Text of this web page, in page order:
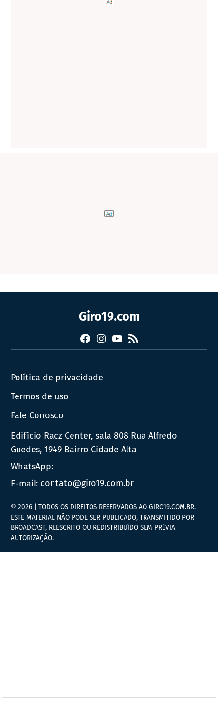
Giro19.com
FacebookInstagram
YouTube
RSS
Política de privacidade
Termos de uso
Fale Conosco
Edifício Racz Center, sala 808 Rua Alfredo
Guedes, 1949 Bairro Cidade Alta
WhatsApp:
E-mail: contato@giro19.com.br
© 2026 | TODOS OS DIREITOS RESERVADOS AO GIRO19.COM.BR.
ESTE MATERIAL NÃO PODE SER PUBLICADO, TRANSMITIDO POR
BROADCAST, REESCRITO OU REDISTRIBUÍDO SEM PRÉVIA
AUTORIZAÇÃO.